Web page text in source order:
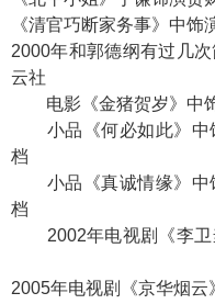
《清官巧断家务事》中
2000年和郭德纲有过几
云社
电影《金猪贺岁》中饰
小品《何必如此》中
档
小品《真诚情缘》中
档
2002年电视剧《李卫
2005年电视剧《京华烟